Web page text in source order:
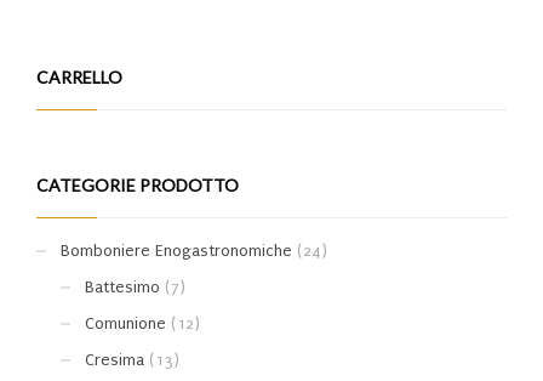
CARRELLO
CATEGORIE PRODOTTO
Bomboniere Enogastronomiche (24)
Battesimo (7)
Comunione (12)
Cresima (13)